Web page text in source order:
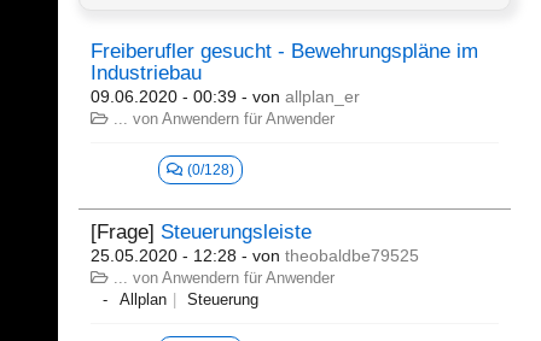
Freiberufler gesucht - Bewehrungspläne im
Industriebau
09.06.2020 - 00:39 - von allplan_er
... von Anwendern für Anwender
(0/128)
[Frage] Steuerungsleiste
25.05.2020 - 12:28 - von theobaldbe79525
... von Anwendern für Anwender
Allplan
Steuerung